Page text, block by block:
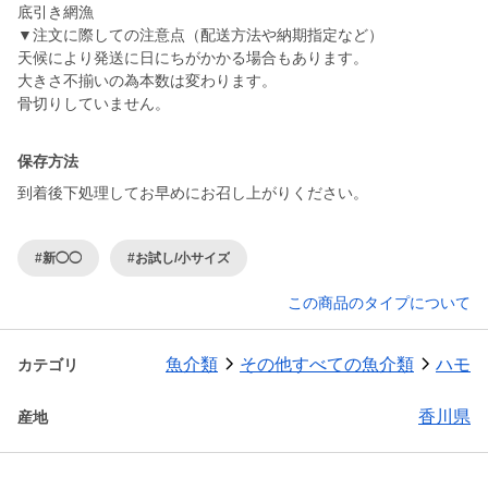
底引き網漁
▼注文に際しての注意点（配送方法や納期指定など）
天候により発送に日にちがかかる場合もあります。
大きさ不揃いの為本数は変わります。
骨切りしていません。
保存方法
到着後下処理してお早めにお召し上がりください。
#新◯◯ #お試し/小サイズ
この商品のタイプについて
カテゴリ 魚介類 その他すべての魚介類 ハモ
産地 香川県